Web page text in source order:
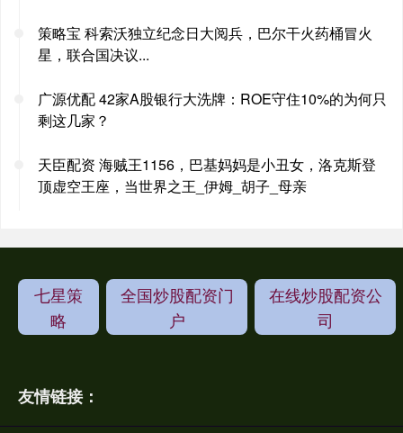
策略宝 科索沃独立纪念日大阅兵，巴尔干火药桶冒火
星，联合国决议...
广源优配 42家A股银行大洗牌：ROE守住10%的为何只
剩这几家？
天臣配资 海贼王1156，巴基妈妈是小丑女，洛克斯登
顶虚空王座，当世界之王_伊姆_胡子_母亲
七星策
略
全国炒股配资门
户
在线炒股配资公
司
友情链接：